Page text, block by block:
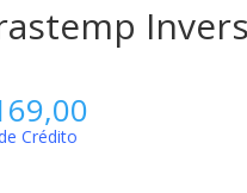
Crédito